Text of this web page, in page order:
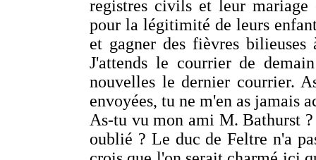
registres civils et leur mariage
pour la légitimité de leurs
et gagner des fièvres
J'attends le courrier de
nouvelles le dernier courrier.
envoyées, tu ne m'en as jamais
As-tu vu mon ami M. Bathurst
oublié ? Le duc de Feltre n'a